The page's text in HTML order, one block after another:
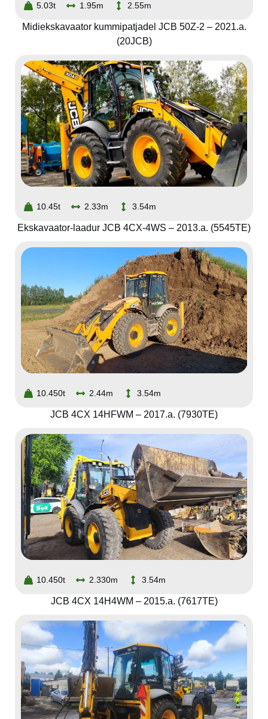
5.03t 1.95m 2.55m
Midiekskavaator kummipatjadel JCB 50Z-2 – 2021.a.
(20JCB)
10.45t 2.33m 3.54m
Ekskavaator-laadur JCB 4CX-4WS – 2013.a. (5545TE)
10.450t 2.44m 3.54m
JCB 4CX 14HFWM – 2017.a. (7930TE)
10.450t 2.330m 3.54m
JCB 4CX 14H4WM – 2015.a. (7617TE)